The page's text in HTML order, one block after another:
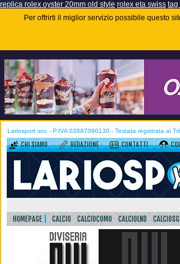
replica rolex oyster 20mm old style rolex eta swiss tag
Per offrirti il miglior servizio possibile questo
Lariosport snc - P.IVA 02687090130 - Testata registrata al
CHI SIAMO REDAZIONE CONTATTI
HOMEPAGE CALCIO CALCIOCOMO CALCIOLND